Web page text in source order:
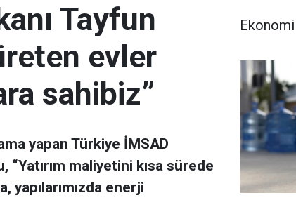
Tayfun
evler
sahibiz”
yapan Türkiye İMSAD
maliyetini kısa sürede
yapılarımızda enerji
Ekonomi